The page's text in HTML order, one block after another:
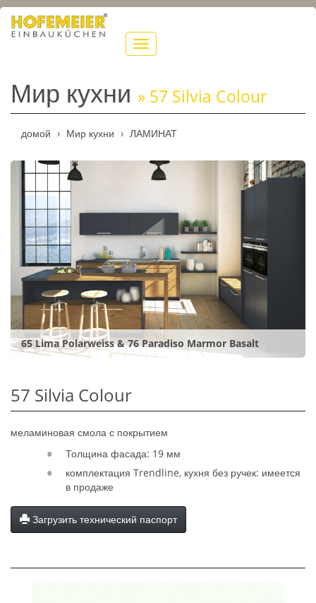
Navigation
anzeigen
Мир кухни » 57 Silvia Colour
домой Мир кухни ЛАМИНАТ
65 Lima Polarweiss & 76 Paradiso Marmor Basalt
57 Silvia Colour
меламиновая смола с покрытием
Толщина фасада: 19 мм
комплектация Trendline, кухня без ручек: имеется
в продаже
Загрузить технический паспорт